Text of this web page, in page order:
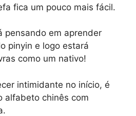
fica um pouco mais fácil.
pensando em aprender
pinyin e logo estará
como um nativo!
intimidante no início, é
alfabeto chinês com